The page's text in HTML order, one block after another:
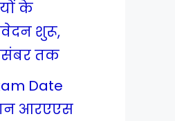
के
शुरू,
तक
Date
आरएएस